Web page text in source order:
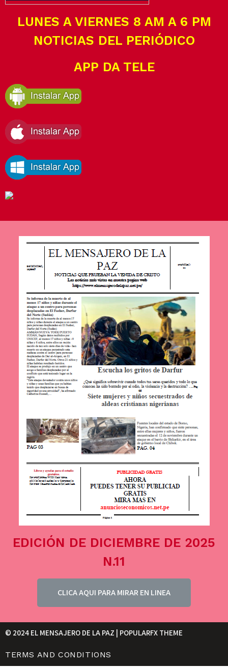
LUNES A VIERNES 8 AM A 6 PM
NOTICIAS DEL PERIÓDICO
APP DA TELE
EDICIÓN DE DICIEMBRE DE 2025
N.11
CLICA AQUI PARA MIRAR EN LINEA
© 2024 EL MENSAJERO DE LA PAZ | POPULARFX THEME
TERMS AND CONDITIONS